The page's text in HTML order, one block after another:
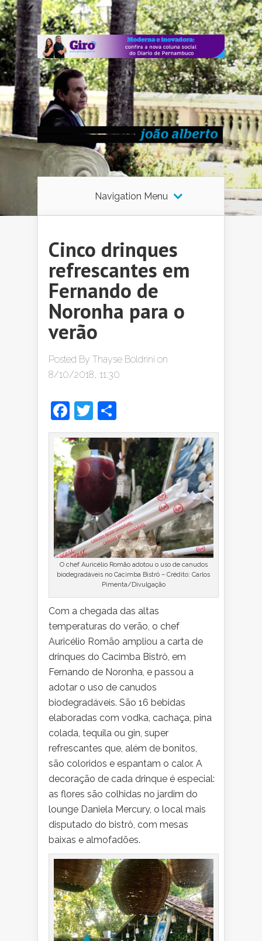
Navigation Menu
Cinco drinques
refrescantes em
Fernando de
Noronha para o
verão
Posted By Thayse Boldrini on
8/10/2018, 11:30
Facebook
Twitter
O chef Auricélio Romão adotou o uso de canudos
biodegradáveis no Cacimba Bistrô – Crédito: Carlos
Pimenta/Divulgação
Com a chegada das altas
temperaturas do verão, o chef
Auricélio Romão ampliou a carta de
drinques do Cacimba Bistrô, em
Fernando de Noronha, e passou a
adotar o uso de canudos
biodegradáveis. São 16 bebidas
elaboradas com vodka, cachaça, pina
colada, tequila ou gin, super
refrescantes que, além de bonitos,
são coloridos e espantam o calor. A
decoração de cada drinque é especial:
as flores são colhidas no jardim do
lounge Daniela Mercury, o local mais
disputado do bistrô, com mesas
baixas e almofadões.